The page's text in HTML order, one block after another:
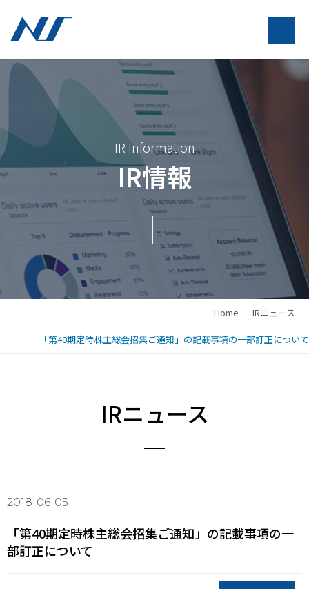
IR Information
IR情報
Home IRニュース
「第40期定時株主総会招集ご通知」の記載事項の一部訂正について
IRニュース
2018-06-05
「第40期定時株主総会招集ご通知」の記載事項の一
部訂正について